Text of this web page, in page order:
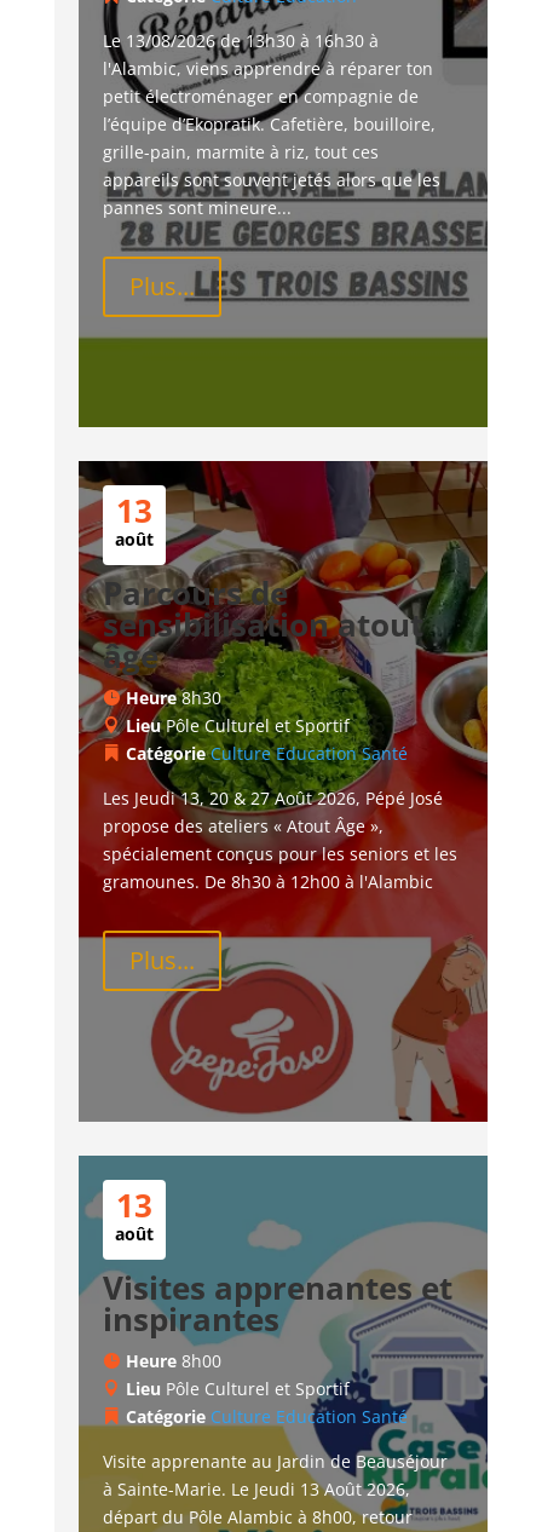
Le 13/08/2026 de 13h30 à 16h30 à
l'Alambic, viens apprendre à réparer ton
petit électroménager en compagnie de
l’équipe d’Ekopratik. Cafetière, bouilloire,
grille-pain, marmite à riz, tout ces
appareils sont souvent jetés alors que les
pannes sont mineure...
Plus...
13
août
Parcours de
sensibilisation atout
âge
Heure8h30
LieuPôle Culturel et Sportif
CatégorieCulture Education Santé
Les Jeudi 13, 20 & 27 Août 2026, Pépé José
propose des ateliers « Atout Âge »,
spécialement conçus pour les seniors et les
gramounes. De 8h30 à 12h00 à l'Alambic
Plus...
13
août
Visites apprenantes et
inspirantes
Heure 8h00
Lieu Pôle Culturel et Sportif
Catégorie Culture Education Santé
Visite apprenante au Jardin de Beauséjour
à Sainte-Marie. Le Jeudi 13 Août 2026,
départ du Pôle Alambic à 8h00, retour